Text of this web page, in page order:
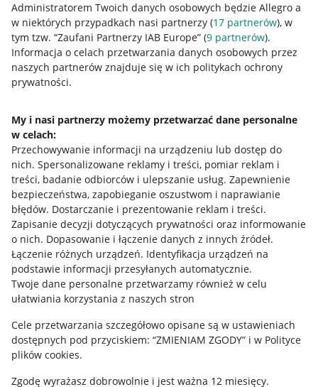
Administratorem Twoich danych osobowych będzie Allegro a
w niektórych przypadkach nasi partnerzy (17 partnerów), w
tym tzw. “Zaufani Partnerzy IAB Europe” (9 partnerów).
Informacja o celach przetwarzania danych osobowych przez
naszych partnerów znajduje się w ich politykach ochrony
prywatności.
My i nasi partnerzy możemy przetwarzać dane personalne
w celach:
Przechowywanie informacji na urządzeniu lub dostęp do
nich. Spersonalizowane reklamy i treści, pomiar reklam i
treści, badanie odbiorców i ulepszanie usług. Zapewnienie
bezpieczeństwa, zapobieganie oszustwom i naprawianie
błędów. Dostarczanie i prezentowanie reklam i treści.
Zapisanie decyzji dotyczących prywatności oraz informowanie
o nich. Dopasowanie i łączenie danych z innych źródeł.
Łączenie różnych urządzeń. Identyfikacja urządzeń na
podstawie informacji przesyłanych automatycznie.
Twoje dane personalne przetwarzamy również w celu
ułatwiania korzystania z naszych stron
Cele przetwarzania szczegółowo opisane są w ustawieniach
dostępnych pod przyciskiem: “ZMIENIAM ZGODY” i w Polityce
plików cookies.
Zgodę wyrażasz dobrowolnie i jest ważna 12 miesięcy.
Przydatne informacje
Jak to działa
Allegro Gadane dla sprzedających
Allegro Gadane dla kupujących
Mapa miejscowości
Informacje prawne
Regulamin
Polityka plików "cookies"
Ustawienia plików "cookies"
Udostępnianie lokalizacji
Informacje dla Aktu o Usługach Cyfrowych